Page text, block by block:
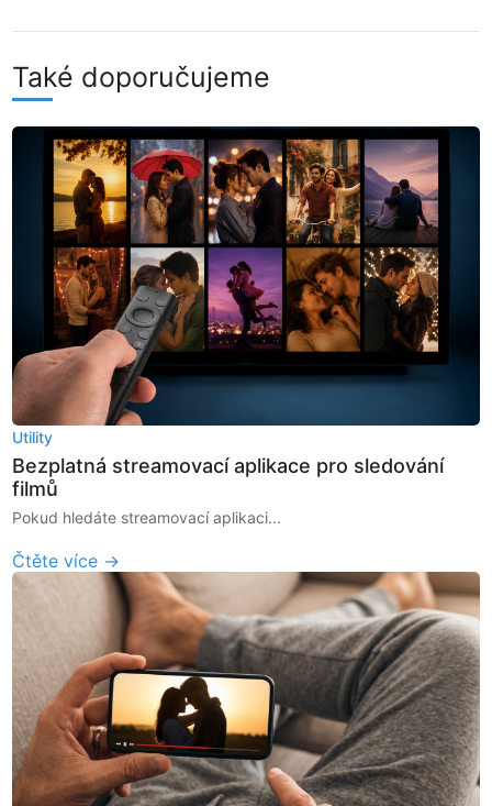
Také doporučujeme
Utility
Bezplatná streamovací aplikace pro sledování
filmů
Pokud hledáte streamovací aplikaci...
Čtěte více →